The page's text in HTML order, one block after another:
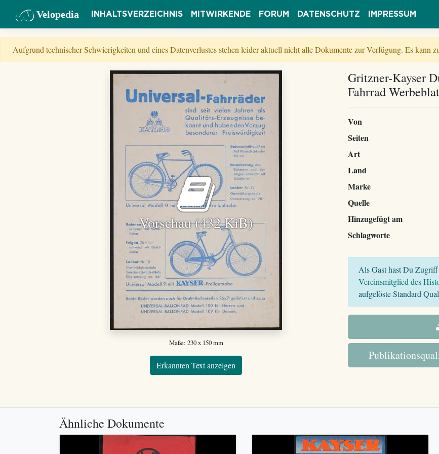
Velopedia INHALTSVERZEICHNIS MITWIRKENDE FORUM DATENSCHUTZ IMPRESSUM
Aufgrund technischer Schwierigkeiten und eines Datenverlustes stehen leider aktuell nicht alle Dokumente zur Verfügung. Es kann
Vorschau (432 KiB)
Maße: 230 x 150 mm
Erkannten Text anzeigen
Gritzner-Kayser
Fahrrad
Von
Seiten
Art
Land
Marke
Quelle
Hinzugefügt am
Schlagworte
Als Gast hast Du
Vereinsmitglied des
aufgelöste Standard
Ähnliche Dokumente